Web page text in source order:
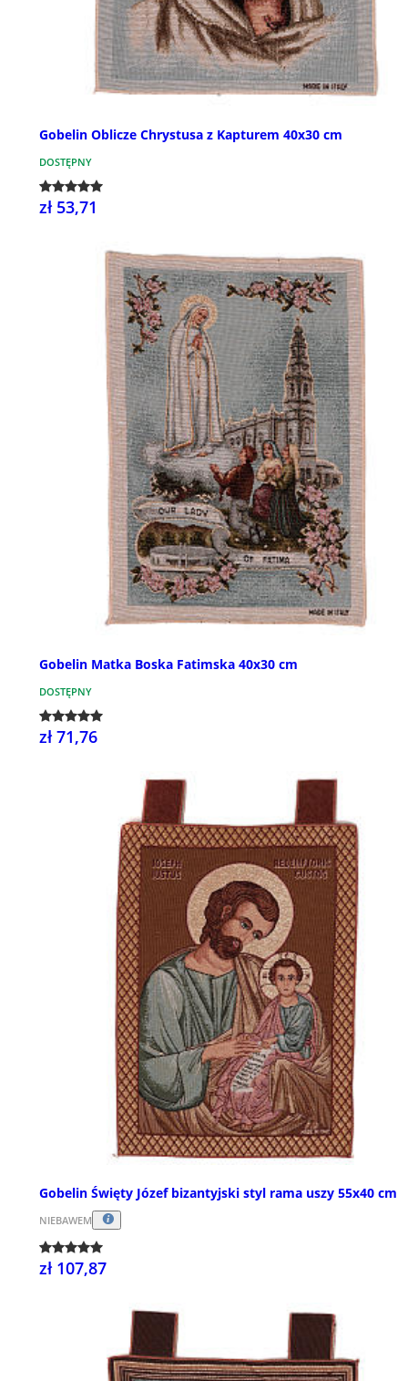
Gobelin Oblicze Chrystusa z Kapturem 40x30 cm
DOSTĘPNY
zł 53,71
Gobelin Matka Boska Fatimska 40x30 cm
DOSTĘPNY
zł 71,76
Gobelin Święty Józef bizantyjski styl rama uszy 55x40 cm
NIEBAWEM
zł 107,87